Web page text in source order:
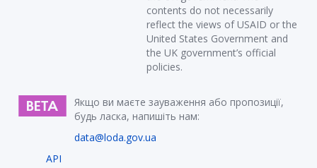
contents do not necessarily
reflect the views of USAID or the
United States Government and
the UK government’s official
policies.
Якщо ви маєте зауваження або пропозиції,
будь ласка, напишіть нам:
data@loda.gov.ua
API